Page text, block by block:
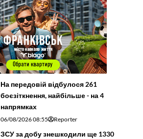
На передовій відбулося 261
боєзіткнення, найбільше - на 4
напрямках
06/08/2026 08:55 Reporter
ЗСУ за добу знешкодили ще 1330